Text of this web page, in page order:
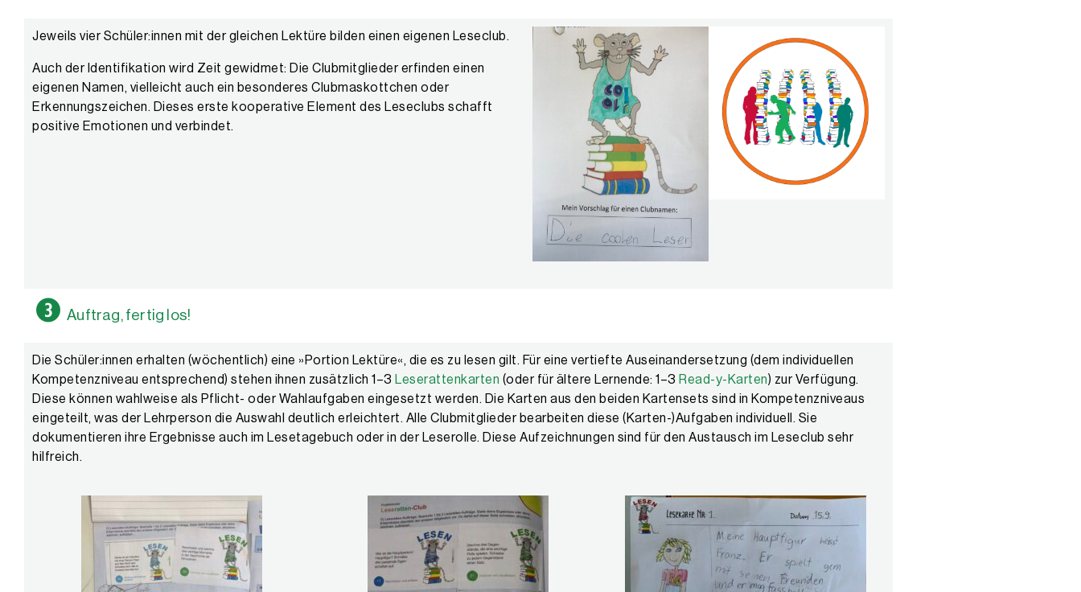
Jeweils vier Schüler:innen mit der gleichen Lektüre bilden einen eigenen Leseclub.
Auch der Identifikation wird Zeit gewidmet: Die Clubmitglieder erfinden einen
eigenen Namen, vielleicht auch ein besonderes Clubmaskottchen oder
Erkennungszeichen. Dieses erste kooperative Element des Leseclubs schafft
positive Emotionen und verbindet.
Auftrag, fertig los!
Die Schüler:innen erhalten (wöchentlich) eine »Portion Lektüre«, die es zu lesen gilt. Für eine vertiefte Auseinandersetzung (dem individuellen
Kompetenzniveau entsprechend) stehen ihnen zusätzlich 1–3 Leserattenkarten (oder für ältere Lernende: 1–3 Read-y-Karten) zur Verfügung.
Diese können wahlweise als Pflicht- oder Wahlaufgaben eingesetzt werden. Die Karten aus den beiden Kartensets sind in Kompetenzniveaus
eingeteilt, was der Lehrperson die Auswahl deutlich erleichtert. Alle Clubmitglieder bearbeiten diese (Karten-)Aufgaben individuell. Sie
dokumentieren ihre Ergebnisse auch im Lesetagebuch oder in der Leserolle. Diese Aufzeichnungen sind für den Austausch im Leseclub sehr
hilfreich.